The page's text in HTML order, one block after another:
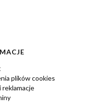
plików cookies